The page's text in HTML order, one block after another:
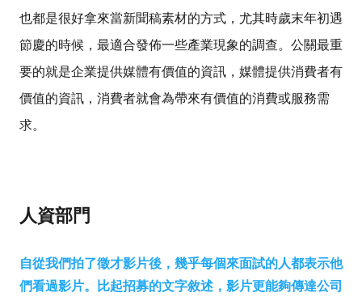
也都是很好拿來當新聞稿素材的方式，尤其時歲末年初遇
節慶的時候，最適合發佈一些產業現象的調查。公關最重
要的就是企業提供媒體有價值的資訊，媒體提供消費者有
價值的資訊，消費者就會為帶來有價值的消費或服務需
求。
人資部門
自從我們拍了徵才影片後，幾乎每個來面試的人都表示他
們看過影片。比起招募的文字敘述，影片更能夠傳達公司